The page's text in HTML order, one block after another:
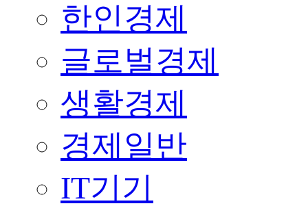
한인경제
글로벌경제
생활경제
경제일반
IT기기